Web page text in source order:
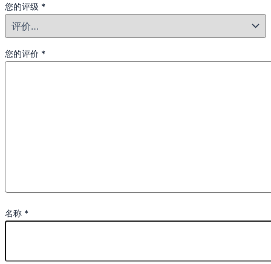
您的评级 *
您的评价 *
名称 *